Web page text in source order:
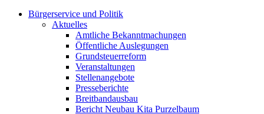
Bürgerservice und Politik
Aktuelles
Amtliche Bekanntmachungen
Öffentliche Auslegungen
Grundsteuerreform
Veranstaltungen
Stellenangebote
Presseberichte
Breitbandausbau
Bericht Neubau Kita Purzelbaum